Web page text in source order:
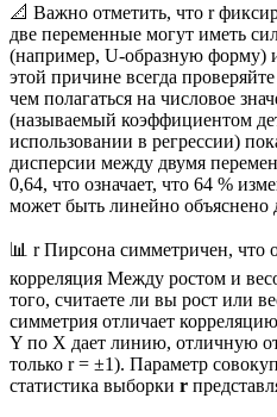
📐 Важно отметить, что r
две переменные могут иметь
(например, U-образную форму)
этой причине всегда
чем полагаться на числовое
(называемый коэффициентом
использовании в регрессии)
дисперсии между двумя
0,64, что означает, что 64 %
может быть линейно объяснено
📊 r Пирсона симметричен,
корреляция Между ростом и
того, считаете ли вы рост или
симметрия отличает
Y по X дает линию, отличную
только r = ±1). Параметр
статистика выборки r